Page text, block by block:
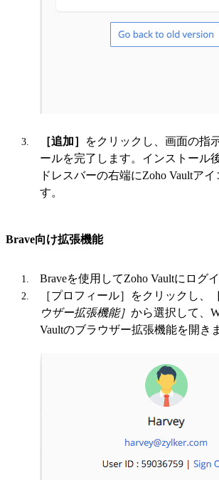
［追加］
をクリックし、画面の指
ールを完了します。インストール
ドレスバーの右端にZoho Vaultア
す。
Brave向け拡張機能
Braveを使用してZoho Vaultにログ
［プロフィール］をクリックし、
ウザー拡張機能］ から選択して、
Vaultのブラウザー拡張機能を開き